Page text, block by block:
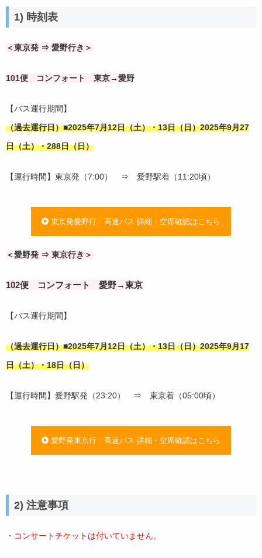
1) 時刻表
＜東京発 ⇒ 愛野行き＞
101便 コンフォート 東京→愛野
【バス運行期間】
（過去運行日）■2025年7月12日（土）・13日（日）2025年9月27
日（土）・288日（日）
【運行時間】 東京発（7:00） ⇒ 愛野駅着（11:20頃）
東京発愛野行 高速バス 詳細・空席確認はこちら
＜愛野発 ⇒ 東京行き＞
102便 コンフォート 愛野→東京
【バス運行期間】
（過去運行日）■2025年7月12日（土）・13日（日）2025年9月17
日（土）・18日（日）
【運行時間】愛野駅発（23:20） ⇒ 東京着（05:00頃）
愛野発東京行 高速バス 詳細・空席確認はこちら
2) 注意事項
・ コンサートチケットは付いていません。